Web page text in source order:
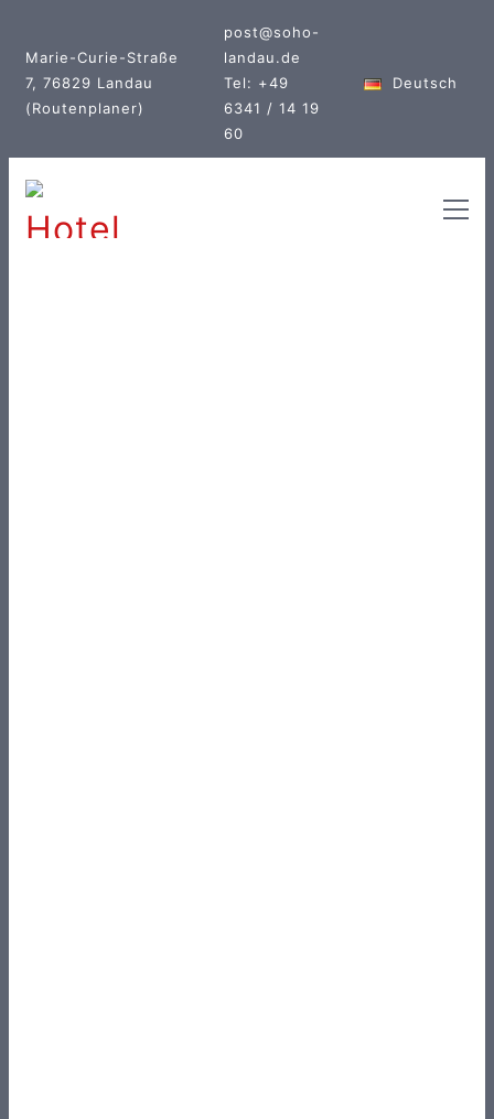
Marie-Curie-Straße
7, 76829 Landau
(Routenplaner)
post@soho-
landau.de
Tel: +49
6341 / 14 19
60
Deutsch